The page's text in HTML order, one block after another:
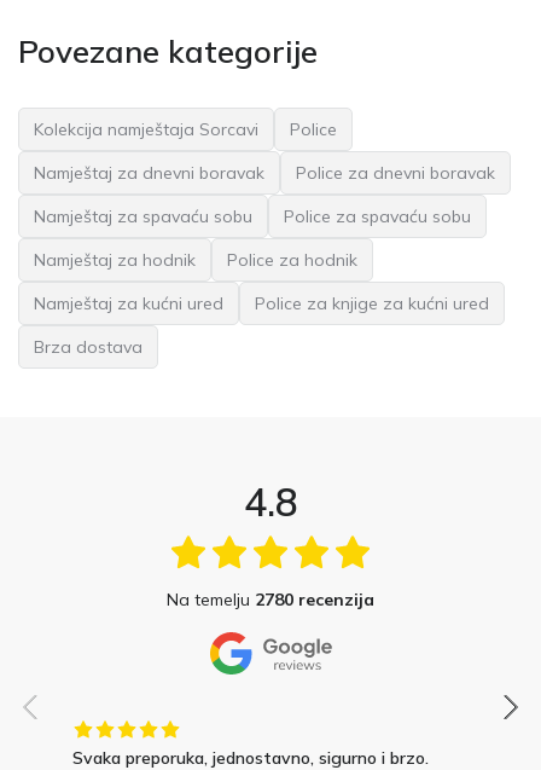
Povezane kategorije
Kolekcija namještaja Sorcavi
Police
Namještaj za dnevni boravak
Police za dnevni boravak
Namještaj za spavaću sobu
Police za spavaću sobu
Namještaj za hodnik
Police za hodnik
Namještaj za kućni ured
Police za knjige za kućni ured
Brza dostava
4.8
Na temelju 2780 recenzija
Svaka preporuka, jednostavno, sigurno i brzo.